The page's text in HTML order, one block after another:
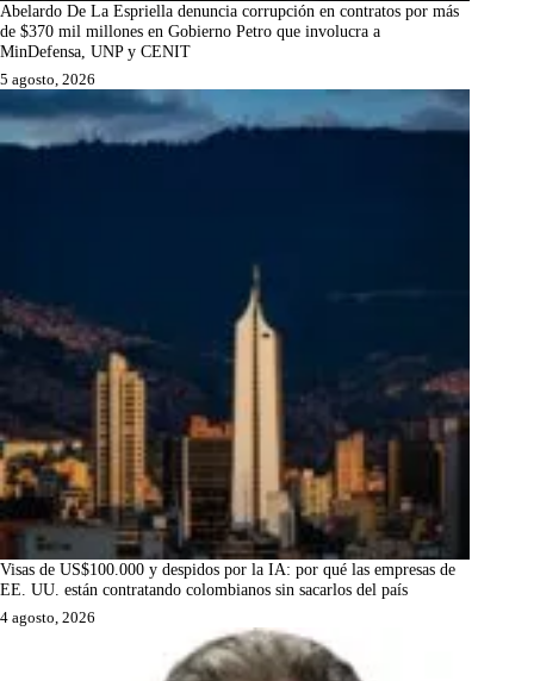
Abelardo De La Espriella denuncia corrupción en contratos por más
de $370 mil millones en Gobierno Petro que involucra a
MinDefensa, UNP y CENIT
5 agosto, 2026
Visas de US$100.000 y despidos por la IA: por qué las empresas de
EE. UU. están contratando colombianos sin sacarlos del país
4 agosto, 2026